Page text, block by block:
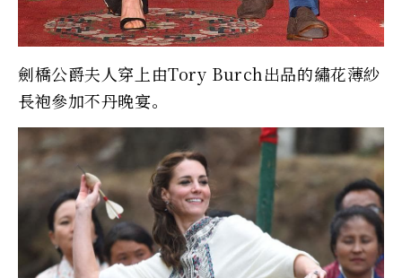
劍橋公爵夫人穿上由Tory Burch出品的繡花薄紗
長袍參加不丹晚宴。